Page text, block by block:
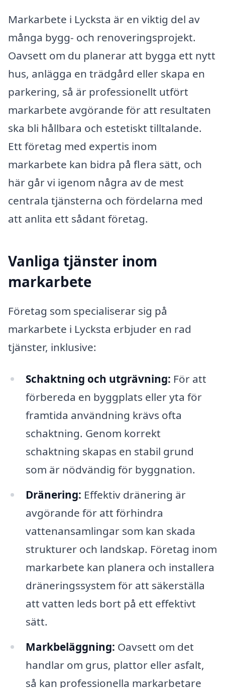
Markarbete i Lycksta är en viktig del av
många bygg- och renoveringsprojekt.
Oavsett om du planerar att bygga ett nytt
hus, anlägga en trädgård eller skapa en
parkering, så är professionellt utfört
markarbete avgörande för att resultaten
ska bli hållbara och estetiskt tilltalande.
Ett företag med expertis inom
markarbete kan bidra på flera sätt, och
här går vi igenom några av de mest
centrala tjänsterna och fördelarna med
att anlita ett sådant företag.
Vanliga tjänster inom
markarbete
Företag som specialiserar sig på
markarbete i Lycksta erbjuder en rad
tjänster, inklusive:
Schaktning och utgrävning: För att
förbereda en byggplats eller yta för
framtida användning krävs ofta
schaktning. Genom korrekt
schaktning skapas en stabil grund
som är nödvändig för byggnation.
Dränering: Effektiv dränering är
avgörande för att förhindra
vattenansamlingar som kan skada
strukturer och landskap. Företag inom
markarbete kan planera och installera
dräneringssystem för att säkerställa
att vatten leds bort på ett effektivt
sätt.
Markbeläggning: Oavsett om det
handlar om grus, plattor eller asfalt,
så kan professionella markarbetare